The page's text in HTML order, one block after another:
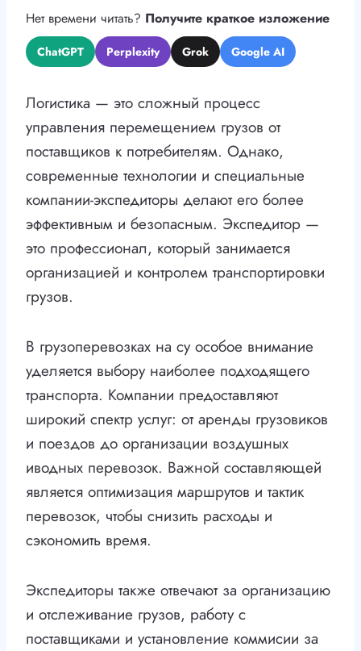
Нет времени читать? Получите краткое изложение
ChatGPT Perplexity Grok Google AI
Логистика — это сложный процесс
управления перемещением грузов от
поставщиков к потребителям. Однако,
современные технологии и специальные
компании-экспедиторы делают его более
эффективным и безопасным. Экспедитор —
это профессионал, который занимается
организацией и контролем транспортировки
грузов.
В грузоперевозках на су особое внимание
уделяется выбору наиболее подходящего
транспорта. Компании предоставляют
широкий спектр услуг: от аренды грузовиков
и поездов до организации воздушных
иводных перевозок. Важной составляющей
является оптимизация маршрутов и тактик
перевозок, чтобы снизить расходы и
сэкономить время.
Экспедиторы также отвечают за организацию
и отслеживание грузов, работу с
поставщиками и установление коммисии за